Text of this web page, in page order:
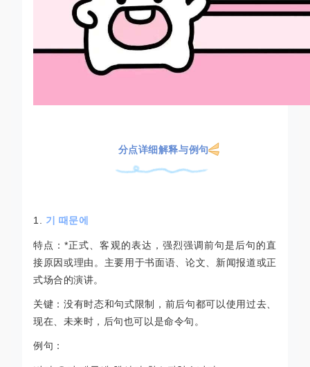
分点详细解释与例句
1. 기 때문에
特点：*正式、客观的表达，强烈强调前句是后句的直
接原因或理由。主要用于书面语、论文、新闻报道或正
式场合的演讲。
关键：没有时态和句式限制，前后句都可以使用过去、
现在、未来时，后句也可以是命令句。
例句：